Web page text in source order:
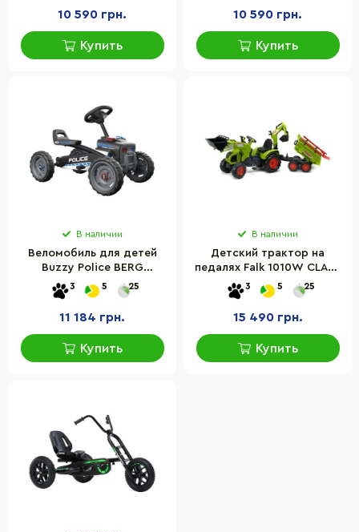
10 590 грн.
Купить
10 590 грн.
Купить
В наличии
Веломобиль для детей
Buzzy Police BERG
24.30.22.00
3 5 25
11 184 грн.
Купить
В наличии
Детский трактор на
педалях Falk 1010W CLAAS
AXOS с прицепом,
передним и задним
ковшами
3 5 25
15 490 грн.
Купить